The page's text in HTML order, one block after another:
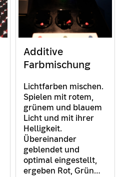
Additive
Farbmischung
Lichtfarben mischen.
Spielen mit rotem,
grünem und blauem
Licht und mit ihrer
Helligkeit.
Übereinander
geblendet und
optimal eingestellt,
ergeben Rot, Grün…